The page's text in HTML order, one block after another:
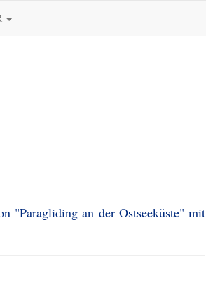
"Paragliding an der Ostseeküste" mit